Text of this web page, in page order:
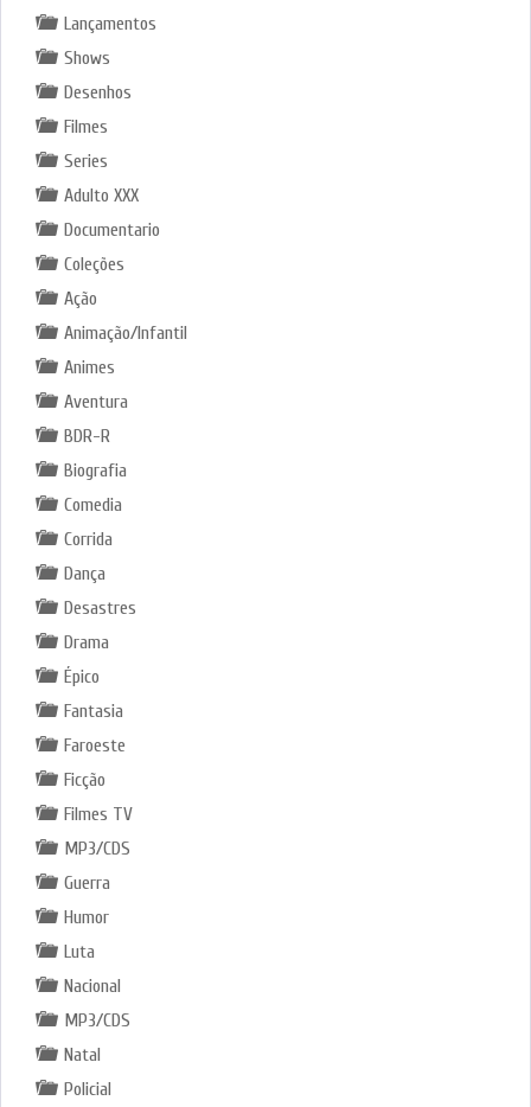
Lançamentos
Shows
Desenhos
Filmes
Series
Adulto XXX
Documentario
Coleções
Ação
Animação/Infantil
Animes
Aventura
BDR-R
Biografia
Comedia
Corrida
Dança
Desastres
Drama
Épico
Fantasia
Faroeste
Ficção
Filmes TV
MP3/CDS
Guerra
Humor
Luta
Nacional
MP3/CDS
Natal
Policial